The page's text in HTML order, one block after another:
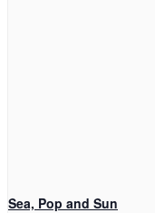
Sea, Pop and Sun